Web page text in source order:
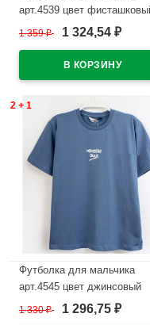
арт.4539 цвет
В наличии
1 359₽ 1 324,54 ₽
2 + 1
Футболка для мальчика
арт.4545 цвет джинсовый
В наличии
1 330₽ 1 296,75 ₽